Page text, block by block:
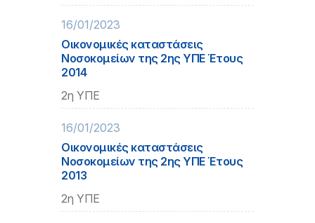
16/01/2023
Οικονομικές καταστάσεις
Νοσοκομείων της 2ης ΥΠΕ Έτους
2014
2η ΥΠΕ
16/01/2023
Οικονομικές καταστάσεις
Νοσοκομείων της 2ης ΥΠΕ Έτους
2013
2η ΥΠΕ